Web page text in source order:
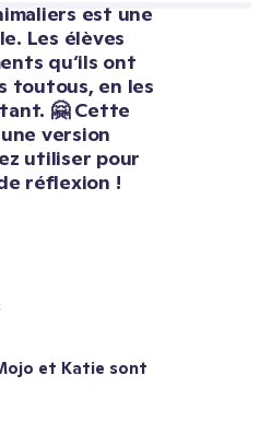
est une
Les élèves
qu‘ils ont
toutous, en les
🤗 Cette
version
utiliser pour
réflexion !
et Katie sont